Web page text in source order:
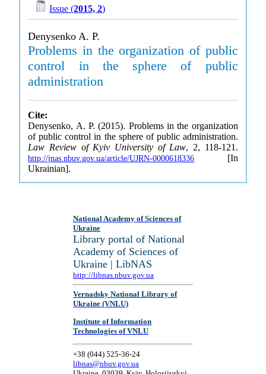
Issue (2015, 2)
Denysenko A. P.
Problems in the organization of public
control in the sphere of public
administration
Cite:
Denysenko, A. P. (2015). Problems in the organization
of public control in the sphere of public administration.
Law Review of Kyiv University of Law, 2, 118-121.
http://jnas.nbuv.gov.ua/article/UJRN-0000618336 [In
Ukrainian].
National Academy of Sciences of
Ukraine
Library portal of National
Academy of Sciences of
Ukraine | LibNAS
http://libnas.nbuv.gov.ua
Vernadsky National Library of
Ukraine (VNLU)
Institute of Information
Technologies of VNLU
+38 (044) 525-36-24
libnas@nbuv.gov.ua